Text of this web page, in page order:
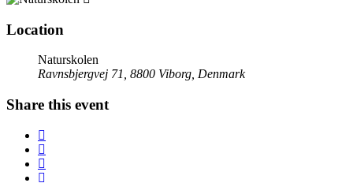
Location
Naturskolen
Ravnsbjergvej 71, 8800 Viborg, Denmark
Share this event